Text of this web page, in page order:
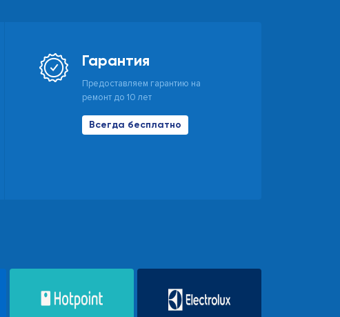
Гарантия
Предоставляем гарантию на
ремонт до 10 лет
Всегда бесплатно